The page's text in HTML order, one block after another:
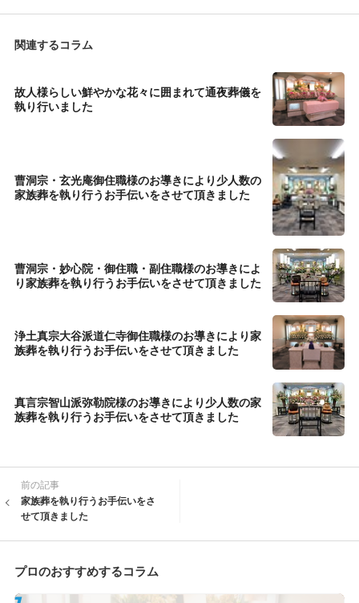
関連するコラム
故人様らしい鮮やかな花々に囲まれて通夜葬儀を
執り行いました
曹洞宗・玄光庵御住職様のお導きにより少人数の
家族葬を執り行うお手伝いをさせて頂きました
曹洞宗・妙心院・御住職・副住職様のお導きによ
り家族葬を執り行うお手伝いをさせて頂きました
浄土真宗大谷派道仁寺御住職様のお導きにより家
族葬を執り行うお手伝いをさせて頂きました
真言宗智山派弥勒院様のお導きにより少人数の家
族葬を執り行うお手伝いをさせて頂きました
前の記事
家族葬を執り行うお手伝いをさ
せて頂きました
プロのおすすめするコラム